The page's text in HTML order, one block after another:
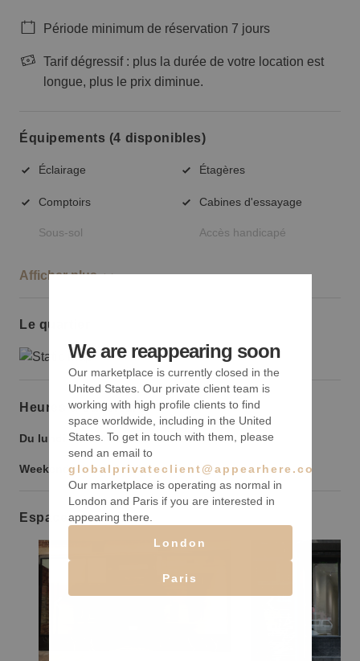
Période minimum de réservation 7 jours
Tarif dégressif : plus la durée de votre location est
longue, plus le prix diminue.
Équipements (4 disponibles)
Éclairage Étagères
Comptoirs Cabines d'essayage
Sous-sol Accès handicapé
Afficher plus
Le quartier
Heures d’ouverture
Du lundi au vendredi : 9:00-21:00
Weekend : 9:00- 21:00
Espaces similaires
We are reappearing soon
Our marketplace is currently closed in the
United States. Our private client team is
working with high profile clients to find
space worldwide, including in the United
States. To get in touch with them, please
send an email to
globalprivateclient@appearhere.co.uk
Our marketplace is operating as normal in
London and Paris if you are interested in
appearing there.
London
Paris